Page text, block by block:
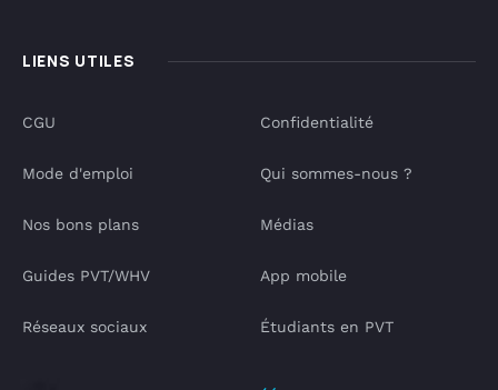
LIENS UTILES
CGU
Mode d'emploi
Nos bons plans
Guides PVT/WHV
Réseaux sociaux
Confidentialité
Qui sommes-nous ?
Médias
App mobile
Étudiants en PVT